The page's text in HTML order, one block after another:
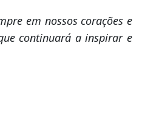
em nossos corações e
continuará a inspirar e